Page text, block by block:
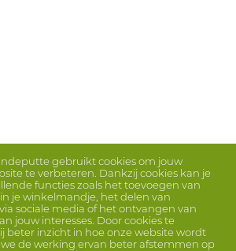
gebruikt cookies om jouw
te verbeteren. Dankzij cookies kan je
functies zoals het toevoegen van
je winkelmandje, het delen van
sociale media of het ontvangen van
jouw interesses. Door cookies te
beter inzicht in hoe onze website wordt
de werking ervan beter afstemmen op